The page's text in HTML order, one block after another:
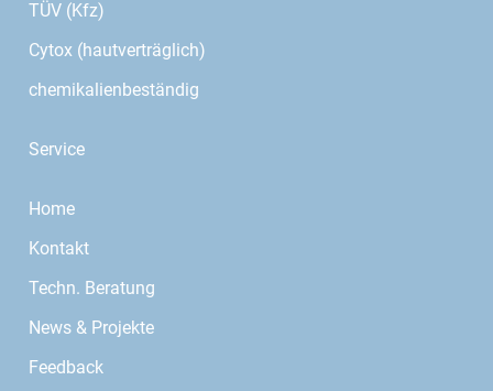
TÜV (Kfz)
Cytox (hautverträglich)
chemikalienbeständig
Service
Home
Kontakt
Techn. Beratung
News & Projekte
Feedback